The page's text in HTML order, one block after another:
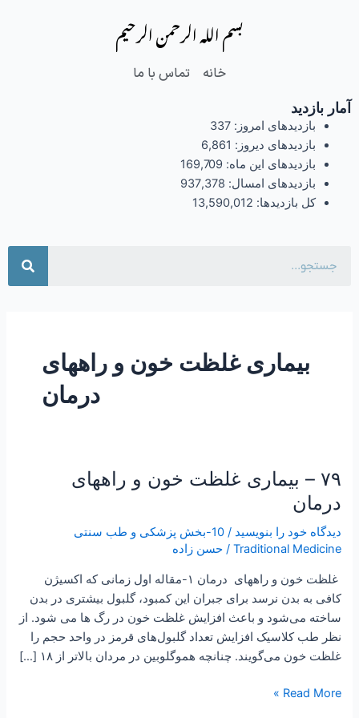
بسم الله الرحمن الرحیم
خانه تماس با ما
آمار بازدید
بازدیدهای امروز: 337
بازدیدهای دیروز: 6,861
بازدیدهای این ماه: 169,709
بازدیدهای امسال: 937,378
کل بازدیدها: 13,590,012
بیماری غلظت خون و راههای
درمان
۷۹ – بیماری غلظت خون و راههای
درمان
دیدگاه‌ خود را بنویسید /
10-بخش پزشکی و طب سنتی
Traditional Medicine
/حسن زاده
غلظت خون و راههای درمان ۱-مقاله اول زمانی که اکسیژن
کافی به بدن نرسد برای جبران این کمبود، گلبول بیشتری در بدن
ساخته می‌شود و باعث افزایش غلظت خون در رگ‌ ها می‌ شود. از
نظر طب کلاسیک افزایش تعداد گلبول‌های قرمز در واحد حجم را
غلظت خون می‌گویند. چنانچه هموگلوبین در مردان بالاتر از ۱۸ […]
۷۹
بیماری
غلظت
خون
راههای
درمان
Read More »